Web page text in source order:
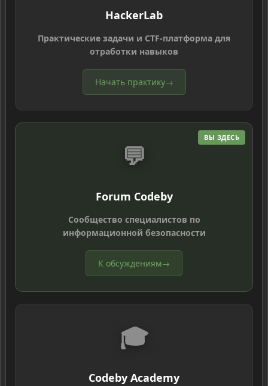
HackerLab
Практические задачи и CTF-платформа для
отработки навыков
Начать практику→
ВЫ ЗДЕСЬ
💬
Forum Codeby
Сообщество специалистов по
информационной безопасности
К обсуждениям→
🎓
Codeby Academy